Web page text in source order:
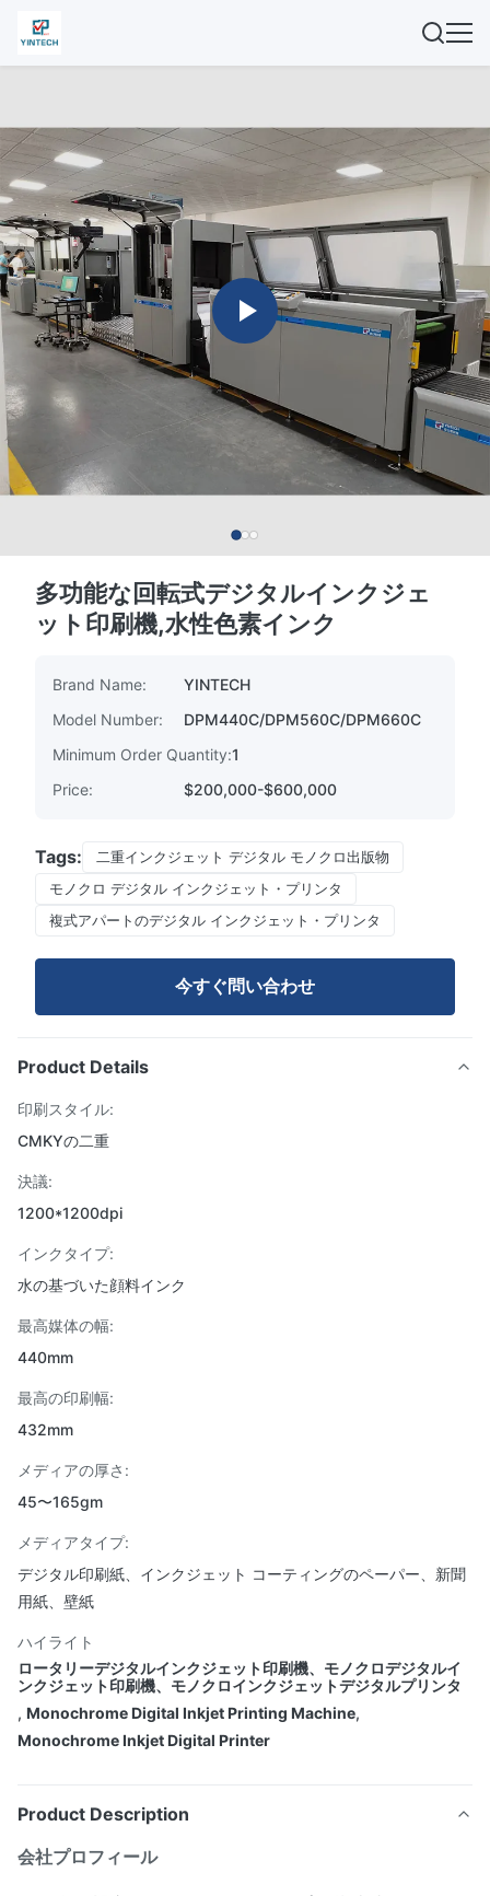
多功能な回転式デジタルインクジェ
ット印刷機,水性色素インク
Brand Name:
YINTECH
Model Number:
DPM440C/DPM560C/DPM660C
Minimum Order Quantity:1
Price:
$200,000-$600,000
Tags:
二重インクジェット デジタル モノクロ出版物
モノクロ デジタル インクジェット・プリンタ
複式アパートのデジタル インクジェット・プリンタ
今すぐ問い合わせ
Product Details
印刷スタイル:
CMKYの二重
決議:
1200*1200dpi
インクタイプ:
水の基づいた顔料インク
最高媒体の幅:
440mm
最高の印刷幅:
432mm
メディアの厚さ:
45〜165gm
メディアタイプ:
デジタル印刷紙、インクジェット コーティングのペーパー、新聞
用紙、壁紙
ハイライト
ロータリーデジタルインクジェット印刷機、モノクロデジタルイ
ンクジェット印刷機、モノクロインクジェットデジタルプリンタ
, Monochrome Digital Inkjet Printing Machine,
Monochrome Inkjet Digital Printer
Product Description
会社プロフィール